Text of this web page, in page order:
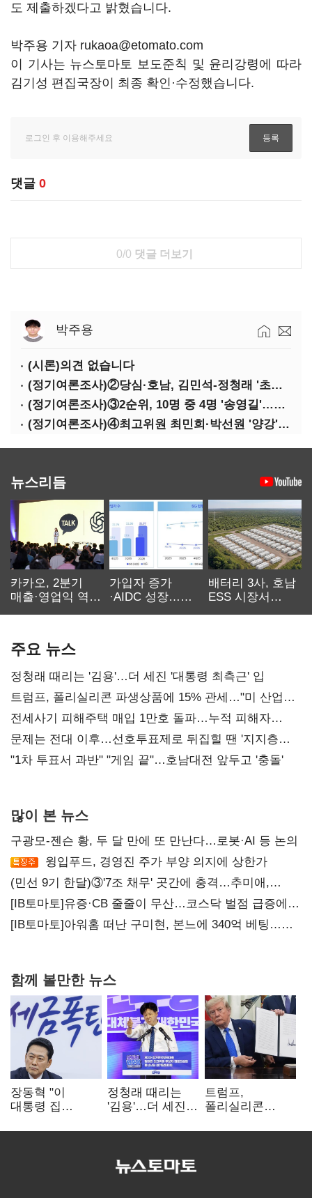
도 제출하겠다고 밝혔습니다.
박주용 기자 rukaoa@etomato.com
이 기사는 뉴스토마토 보도준칙 및 윤리강령에 따라
김기성 편집국장이 최종 확인·수정했습니다.
댓글 0
0/0 댓글 더보기
박주용
(시론)의견 없습니다
(정기여론조사)②당심·호남, 김민석-정청래 '초접전'
(정기여론조사)③2순위, 10명 중 4명 '송영길'…정청래 '한 자릿수'
(정기여론조사)④최고위원 최민희·박선원 '양강'…서미화·이성윤·임미애 뒤이어
뉴스리듬
카카오, 2분기
매출·영업익 역대
가입자 증가
·AIDC 성장…
배터리 3사, 호남
ESS 시장서
주요 뉴스
정청래 때리는 '김용'…더 세진 '대통령 최측근' 입
트럼프, 폴리실리콘 파생상품에 15% 관세…"미 산업
재건"
전세사기 피해주택 매입 1만호 돌파…누적 피해자
4만278명
문제는 전대 이후…선호투표제로 뒤집힐 땐 '지지층
불복'
"1차 투표서 과반" "게임 끝"…호남대전 앞두고 '충돌'
많이 본 뉴스
구광모-젠슨 황, 두 달 만에 또 만난다…로봇·AI 등 논의
윙입푸드, 경영진 주가 부양 의지에 상한가
(민선 9기 한달)③'7조 채무' 곳간에 충격…추미애,
20년만에 '비상재정' 선언 승부수
[IB토마토]유증·CB 줄줄이 무산…코스닥 벌점 급증에
상폐 압박
[IB토마토]아워홈 떠난 구미현, 본느에 340억 베팅…
함께 볼만한 뉴스
장동혁 "이
대통령 집
폭탄…'내로남불'"
정청래 때리는
'김용'…더 세진
입
트럼프,
폴리실리콘
관세…"미 산업